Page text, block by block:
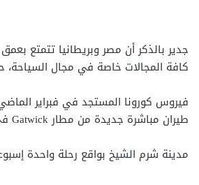
جدير بالذكر أن مصر وبريطانيا تتمتع
كافة المجالات خاصة في مجال السياحة،
فيروس كورونا المستجد في فبراير
طيران مباشرة جديدة من مطار Gatwick في بريطانيا الى
مدينة شرم الشيخ بواقع رحلة واحدة